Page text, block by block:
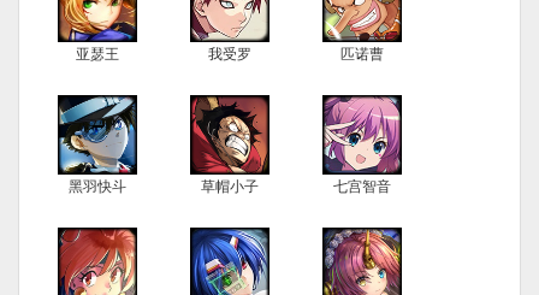
亚瑟王 我受罗 匹诺曹
黑羽快斗 草帽小子 七宫智音